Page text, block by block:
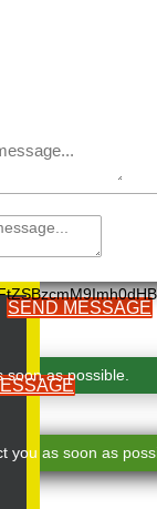
you as soon as
SEND MESSAGE
as possible.